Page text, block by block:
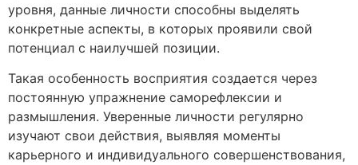
уровня, данные личности способны выделять
конкретные аспекты, в которых проявили свой
потенциал с наилучшей позиции.
Такая особенность восприятия создается через
постоянную упражнение саморефлексии и
размышления. Уверенные личности регулярно
изучают свои действия, выявляя моменты
карьерного и индивидуального совершенствования,